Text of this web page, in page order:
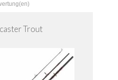
Trout